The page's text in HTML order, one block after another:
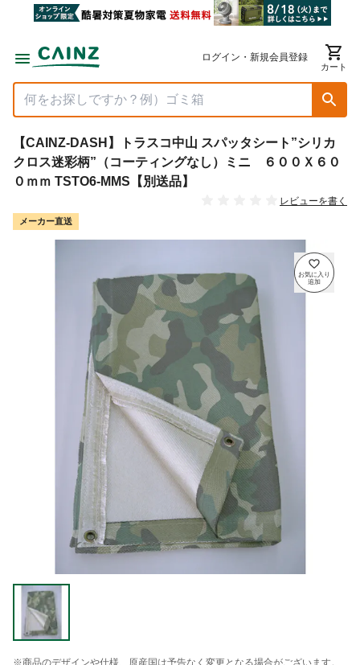
ログイン・新規会員登録
カート
【CAINZ-DASH】トラスコ中山 スパッタシート”シリカ
クロス迷彩柄”（コーティングなし）ミニ ６００Ｘ６０
０ｍｍ TSTO6-MMS【別送品】
レビューを書く
メーカー直送
※商品のデザインや仕様、原産国は予告なく変更となる場合がございます。